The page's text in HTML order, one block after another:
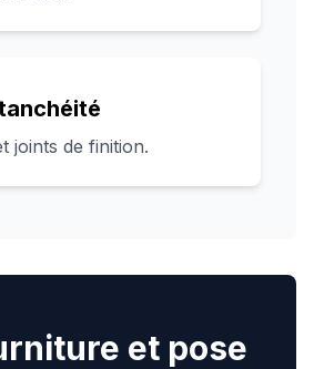
joints de finition.
et pose